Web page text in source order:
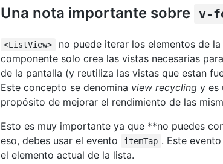
Una nota importante sobre v-
<ListView> no puede iterar los elementos de
componente solo crea las vistas necesarias
de la pantalla (y reutiliza las vistas que estan
Este concepto se denomina view recycling y es
propósito de mejorar el rendimiento de las
Esto es muy importante ya que **no puedes
eso, debes usar el evento
itemTap . Este
el elemento actual de la lista.